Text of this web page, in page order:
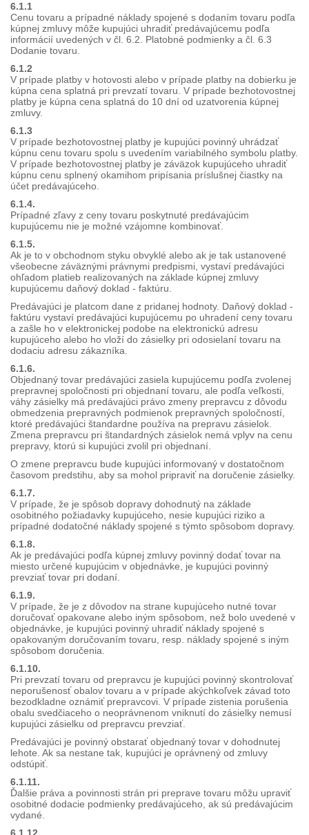
6.1.1
Cenu tovaru a prípadné náklady spojené s dodaním tovaru podľa
kúpnej zmluvy môže kupujúci uhradiť predávajúcemu podľa
informácií uvedených v čl. 6.2. Platobné podmienky a čl. 6.3
Dodanie tovaru.
6.1.2
V prípade platby v hotovosti alebo v prípade platby na dobierku je
kúpna cena splatná pri prevzatí tovaru. V prípade bezhotovostnej
platby je kúpna cena splatná do 10 dní od uzatvorenia kúpnej
zmluvy.
6.1.3
V prípade bezhotovostnej platby je kupujúci povinný uhrádzať
kúpnu cenu tovaru spolu s uvedením variabilného symbolu platby.
V prípade bezhotovostnej platby je záväzok kupujúceho uhradiť
kúpnu cenu splnený okamihom pripísania príslušnej čiastky na
účet predávajúceho.
6.1.4.
Prípadné zľavy z ceny tovaru poskytnuté predávajúcim
kupujúcemu nie je možné vzájomne kombinovať.
6.1.5.
Ak je to v obchodnom styku obvyklé alebo ak je tak ustanovené
všeobecne záväznými právnymi predpismi, vystaví predávajúci
ohľadom platieb realizovaných na základe kúpnej zmluvy
kupujúcemu daňový doklad - faktúru.
Predávajúci je platcom dane z pridanej hodnoty. Daňový doklad -
faktúru vystaví predávajúci kupujúcemu po uhradení ceny tovaru
a zašle ho v elektronickej podobe na elektronickú adresu
kupujúceho alebo ho vloží do zásielky pri odosielaní tovaru na
dodaciu adresu zákazníka.
6.1.6.
Objednaný tovar predávajúci zasiela kupujúcemu podľa zvolenej
prepravnej spoločnosti pri objednaní tovaru, ale podľa veľkosti,
váhy zásielky má predávajúci právo zmeny prepravcu z dôvodu
obmedzenia prepravných podmienok prepravných spoločností,
ktoré predávajúci štandardne používa na prepravu zásielok.
Zmena prepravcu pri štandardných zásielok nemá vplyv na cenu
prepravy, ktorú si kupujúci zvolil pri objednaní.
O zmene prepravcu bude kupujúci informovaný v dostatočnom
časovom predstihu, aby sa mohol pripraviť na doručenie zásielky.
6.1.7.
V prípade, že je spôsob dopravy dohodnutý na základe
osobitného požiadavky kupujúceho, nesie kupujúci riziko a
prípadné dodatočné náklady spojené s týmto spôsobom dopravy.
6.1.8.
Ak je predávajúci podľa kúpnej zmluvy povinný dodať tovar na
miesto určené kupujúcim v objednávke, je kupujúci povinný
prevziať tovar pri dodaní.
6.1.9.
V prípade, že je z dôvodov na strane kupujúceho nutné tovar
doručovať opakovane alebo iným spôsobom, než bolo uvedené v
objednávke, je kupujúci povinný uhradiť náklady spojené s
opakovaným doručovaním tovaru, resp. náklady spojené s iným
spôsobom doručenia.
6.1.10.
Pri prevzatí tovaru od prepravcu je kupujúci povinný skontrolovať
neporušenosť obalov tovaru a v prípade akýchkoľvek závad toto
bezodkladne oznámiť prepravcovi. V prípade zistenia porušenia
obalu svedčiaceho o neoprávnenom vniknutí do zásielky nemusí
kupujúci zásielku od prepravcu prevziať.
Predávajúci je povinný obstarať objednaný tovar v dohodnutej
lehote. Ak sa nestane tak, kupujúci je oprávnený od zmluvy
odstúpiť.
6.1.11.
Ďalšie práva a povinnosti strán pri preprave tovaru môžu upraviť
osobitné dodacie podmienky predávajúceho, ak sú predávajúcim
vydané.